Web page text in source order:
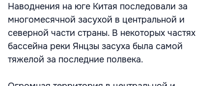
Наводнения на юге Китая последовали за
многомесячной засухой в центральной и
северной части страны. В некоторых частях
бассейна реки Янцзы засуха была самой
тяжелой за последние полвека.